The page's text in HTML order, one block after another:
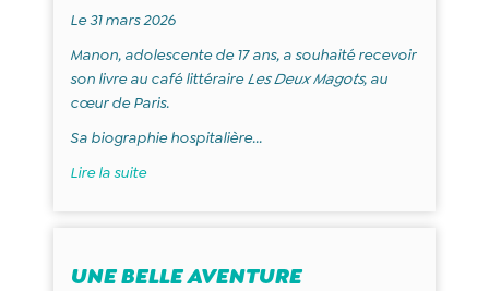
Le 31 mars 2026
Manon, adolescente de 17 ans, a souhaité recevoir
son livre au café littéraireLes Deux Magots, au
cœur de Paris.
Sa biographie hospitalière...
Lire la suite
UNE BELLE AVENTURE